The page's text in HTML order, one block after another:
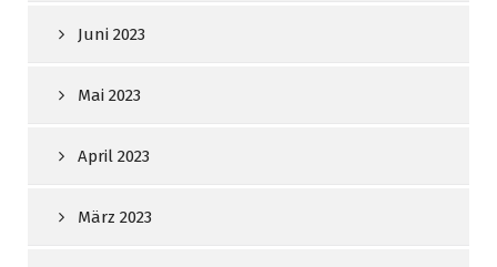
Juni 2023
Mai 2023
April 2023
März 2023